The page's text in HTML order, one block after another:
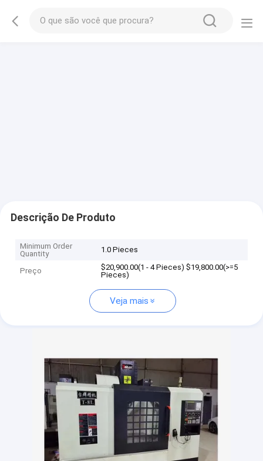
Descrição De Produto
Minimum Order
Quantity
1.0 Pieces
Preço
$20,900.00(1 - 4 Pieces) $19,800.00(>=5
Pieces)
Veja mais